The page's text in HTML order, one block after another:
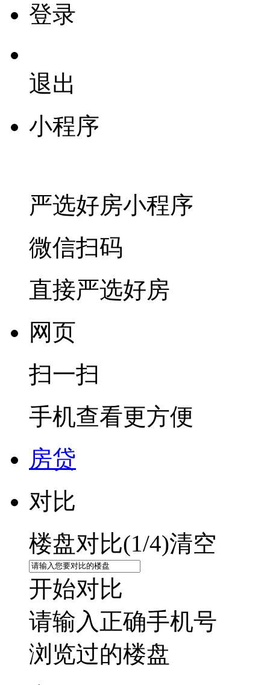
登录
退出
小程序
严选好房小程序
微信扫码
直接严选好房
网页
扫一扫
手机查看更方便
房贷
对比
楼盘对比(1/4)清空
开始对比
请输入正确手机号
浏览过的楼盘